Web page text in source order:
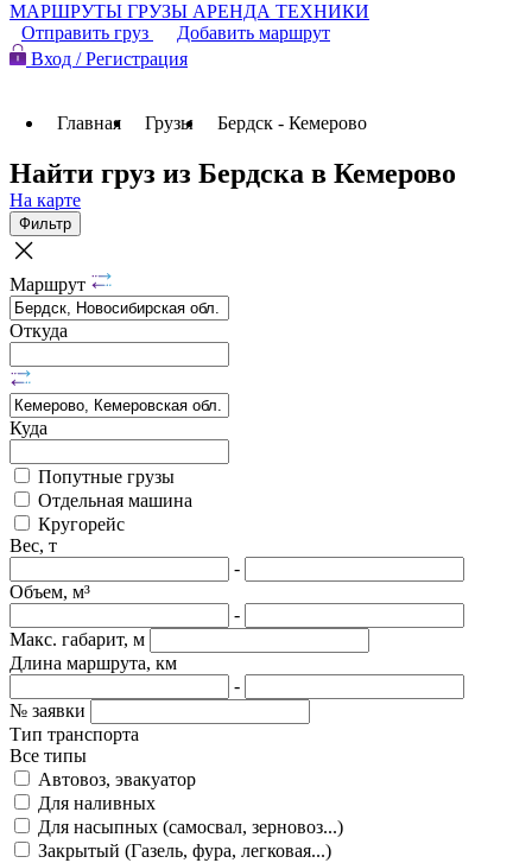
МАРШРУТЫ ГРУЗЫ АРЕНДА ТЕХНИКИ
Отправить груз
Добавить маршрут
Вход / Регистрация
Главная Грузы Бердск - Кемерово
Найти груз из Бердска в Кемерово
На карте
Фильтр
Маршрут
Откуда
Куда
Попутные грузы
Отдельная машина
Кругорейс
Вес, т
-
Объем, м³
-
Макс. габарит, м
Длина маршрута, км
-
№ заявки
Тип транспорта
Все типы
Автовоз, эвакуатор
Для наливных
Для насыпных (самосвал, зерновоз...)
Закрытый (Газель, фура, легковая...)